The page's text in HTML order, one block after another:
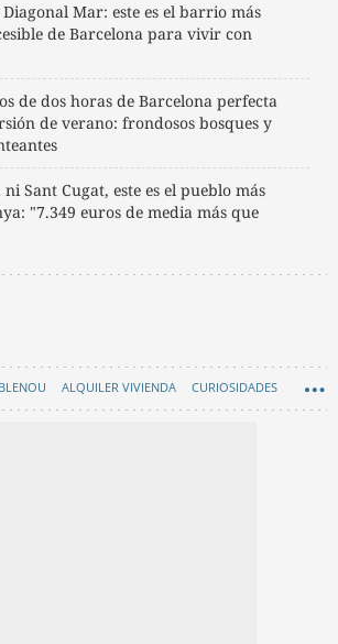
Mar: este es el barrio más
de Barcelona para vivir con
de dos horas de Barcelona perfecta
de verano: frondosos bosques y
Sant Cugat, este es el pueblo más
"7.349 euros de media más que
ALQUILER VIVIENDA CURIOSIDADES